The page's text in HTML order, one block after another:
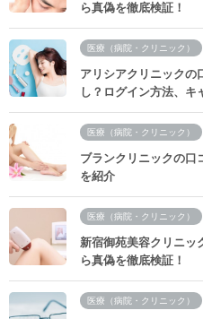
ら真偽を徹底検証！
医療（病院・クリニック）
アリシアクリニックの
し？ログイン方法、キ
医療（病院・クリニック）
ブランクリニックの口
を紹介
医療（病院・クリニック）
新宿御苑美容クリニッ
ら真偽を徹底検証！
医療（病院・クリニック）